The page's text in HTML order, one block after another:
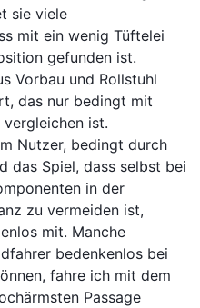
sie viele
mit ein wenig Tüftelei
gefunden ist.
Vorbau und Rollstuhl
das nur bedingt mit
vergleichen ist.
Nutzer, bedingt durch
das Spiel, dass selbst bei
in der
zu vermeiden ist,
mit. Manche
bedenkenlos bei
fahre ich mit dem
Passage